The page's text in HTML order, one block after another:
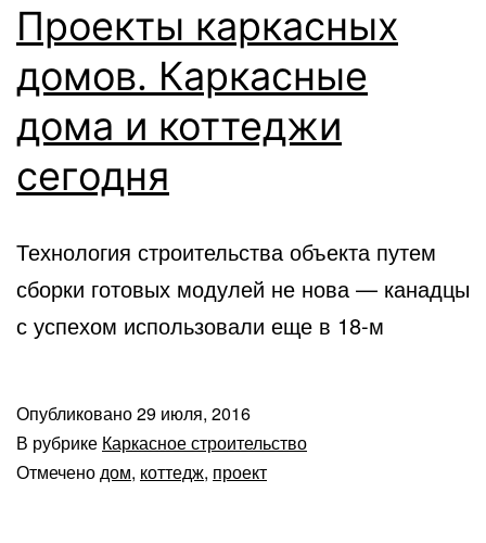
Проекты каркасных
домов. Каркасные
дома и коттеджи
сегодня
Технология строительства объекта путем
сборки готовых модулей не нова — канадцы
с успехом использовали еще в 18-м
Опубликовано29 июля, 2016
В рубрике Каркасное строительство
Отмечено дом, коттедж, проект